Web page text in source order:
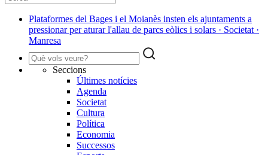
Plataformes del Bages i el Moianès insten els ajuntaments a
pressionar per aturar l'allau de parcs eòlics i solars · Societat ·
Manresa
Seccions
Últimes notícies
Agenda
Societat
Cultura
Política
Economia
Successos